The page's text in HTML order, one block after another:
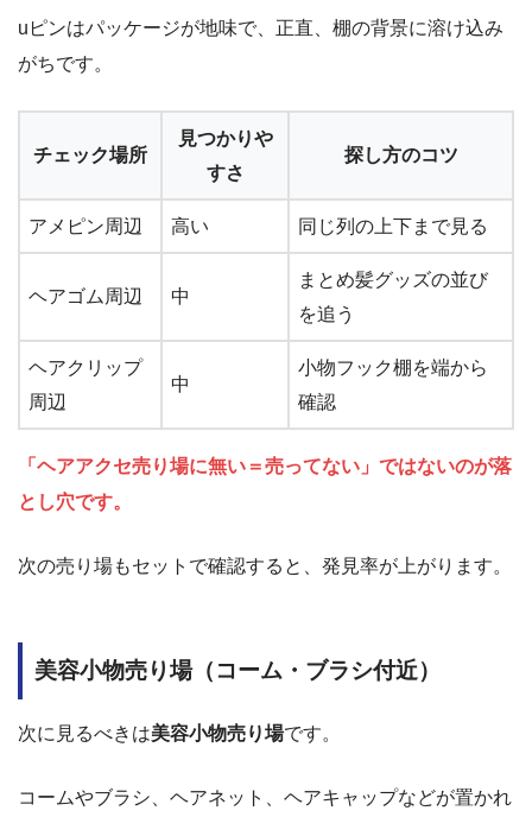
uピンはパッケージが地味で、正直、棚の背景に溶け込み
がちです。
チェック場所
見つかりや
すさ
探し方のコツ
アメピン周辺 高い 同じ列の上下まで見る
ヘアゴム周辺 中
まとめ髪グッズの並び
を追う
ヘアクリップ
周辺
中
小物フック棚を端から
確認
「ヘアアクセ売り場に無い＝売ってない」ではないのが落
とし穴です。
次の売り場もセットで確認すると、発見率が上がります。
美容小物売り場（コーム・ブラシ付近）
次に見るべきは美容小物売り場です。
コームやブラシ、ヘアネット、ヘアキャップなどが置かれ